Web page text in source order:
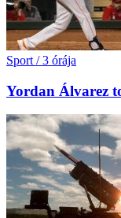
Sport / 3 órája
Yordan Álvarez